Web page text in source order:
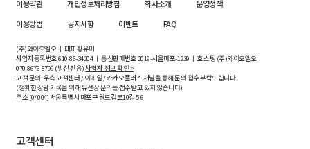
이용약관 개인정보처리방침 회사소개
운영정책
이용방법
공지사항 이벤트 FAQ
(주)와이오엘오 ㅣ 대표 황유미
사업자등록번호610-86-34204ㅣ 통신판매번호 2019-서울마포-1239 ㅣ 호스팅 (주)와이오엘오
070-8676-8799 (발신 전용)사업자 정보 확인 >
고객 문의: 우측 고객센터 / 이메일 / 카카오플러스 채널을 통해 문의 접수 부탁드립니다.
(정확한 상담 기록을 위해 유선상 문의는 접수받고 있지 않습니다)
주소 [04004] 서울특별시 마포구 월드컵로10길5-6
고객센터